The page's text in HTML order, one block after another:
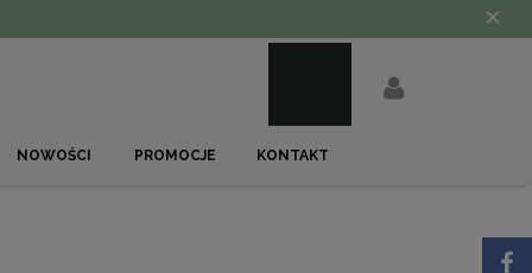
×
NOWOŚCI PROMOCJE KONTAKT